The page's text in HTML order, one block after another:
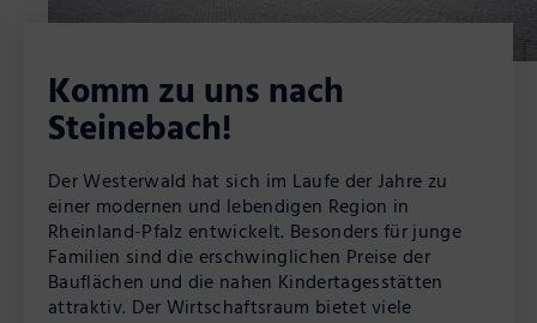
Komm zu uns nach
Steinebach!
Der Westerwald hat sich im Laufe der Jahre zu
einer modernen und lebendigen Region in
Rheinland-Pfalz entwickelt. Besonders für junge
Familien sind die erschwinglichen Preise der
Bauflächen und die nahen Kindertagesstätten
attraktiv. Der Wirtschaftsraum bietet viele